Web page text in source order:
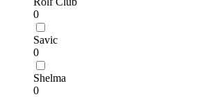
0
Savic
0
Shelma
0